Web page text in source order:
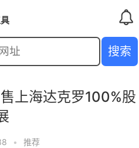
上海达克罗100%股
• 推荐